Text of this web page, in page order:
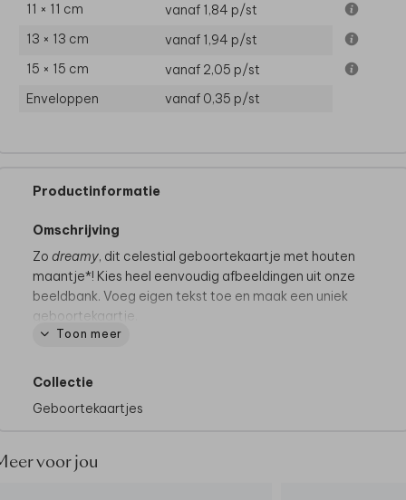
11 × 11 cm
vanaf 1,84 p/st
13 × 13 cm
vanaf 1,94 p/st
15 × 15 cm
vanaf 2,05 p/st
Enveloppen
vanaf 0,35 p/st
Productinformatie
Omschrijving
Zo dreamy, dit celestial geboortekaartje met houten
maantje*! Kies heel eenvoudig afbeeldingen uit onze
beeldbank. Voeg eigen tekst toe en maak een uniek
geboortekaartje.
niet standaard meegeleverd, deze kun je zelf
houten elementjes
Toon meer
Collectie
Geboortekaartjes
voor jou